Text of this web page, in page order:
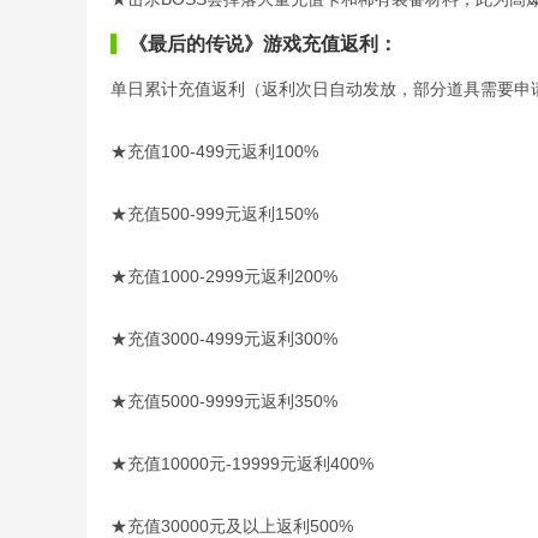
《最后的传说》游戏充值返利：
单日累计充值返利（返利次日自动发放，部分道具需要申
★充值100-499元返利100%
★充值500-999元返利150%
★充值1000-2999元返利200%
★充值3000-4999元返利300%
★充值5000-9999元返利350%
★充值10000元-19999元返利400%
★充值30000元及以上返利500%